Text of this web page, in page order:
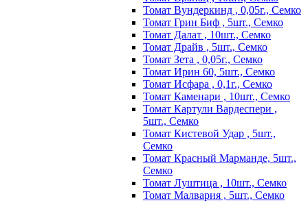
Томат Вундеркинд , 0,05г., Семко
Томат Грин Биф , 5шт., Семко
Томат Далат , 10шт., Семко
Томат Драйв , 5шт., Семко
Томат Зета , 0,05г., Семко
Томат Ирин 60, 5шт., Семко
Томат Исфара , 0,1г., Семко
Томат Каменари , 10шт., Семко
Томат Картули Вардеспери ,
5шт., Семко
Томат Кистевой Удар , 5шт.,
Семко
Томат Красный Марманде, 5шт.,
Семко
Томат Луштица , 10шт., Семко
Томат Малвария , 5шт., Семко